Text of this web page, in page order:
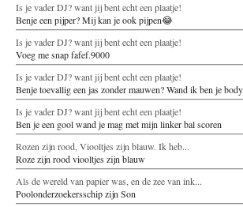
Is je vader DJ? want jij bent echt een plaatje!
Benje een pijper? Mij kan je ook pijpen😂
Is je vader DJ? want jij bent echt een plaatje!
Voeg me snap fafef.9000
Is je vader DJ? want jij bent echt een plaatje!
Benje toevallig een jas zonder mauwen? Wand ik ben je
Is je vader DJ? want jij bent echt een plaatje!
Ben je een gool wand je mag met mijn linker bal scoren
Rozen zijn rood, Viooltjes zijn blauw. Ik heb...
Roze zijn rood viooltjes zijn blauw
Als de wereld van papier was, en de zee van ink...
Poolonderzoekersschip zijn Son